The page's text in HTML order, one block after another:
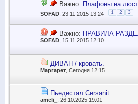
Важно: Плафоны на
SOFAD , 23.11.2015 13:24 1 2 3
Важно: ПРАВИЛА
SOFAD, 15.11.2015 12:10
ДИВАН / кровать.
Маргарет , Сегодня 12:15
Пьедестал Cersanit
ameli_ , 26.10.2025 19:01